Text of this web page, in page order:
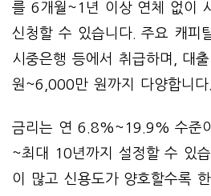
를 6개월~1년 이상 연체 없이
신청할 수 있습니다. 주요 캐피
시중은행 등에서 취급하며, 대
원~6,000만 원까지 다양합니다.
금리는 연 6.8%~19.9% 수준
~최대 10년까지 설정할 수 있
이 많고 신용도가 양호할수록